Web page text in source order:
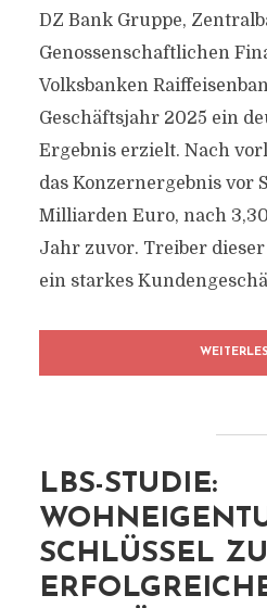
DZ Bank Gruppe,
Genossenschaftlichen
Volksbanken
Geschäftsjahr 2025 ein
Ergebnis erzielt. Nach
das Konzernergebnis vor
Milliarden Euro, nach
Jahr zuvor. Treiber
ein starkes
LBS-STUDIE:
SCHLÜSSEL